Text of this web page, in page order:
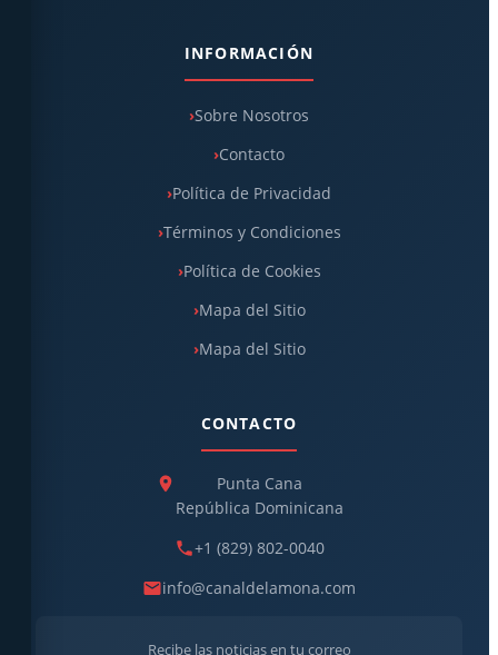
INFORMACIÓN
Sobre Nosotros
Contacto
Política de Privacidad
Términos y Condiciones
Política de Cookies
Mapa del Sitio
Mapa del Sitio
CONTACTO
Punta Cana
República Dominicana
+1 (829) 802-0040
info@canaldelamona.com
Recibe las noticias en tu correo